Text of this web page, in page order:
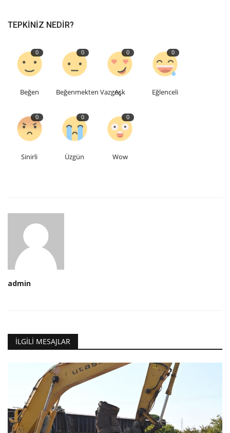
TEPKINIZ NEDIR?
0
Beğen
0
Beğenmekten Vazgeç
0
Aşk
0
Eğlenceli
0
Sinirli
0
Üzgün
0
Wow
admin
İLGILI MESAJLAR